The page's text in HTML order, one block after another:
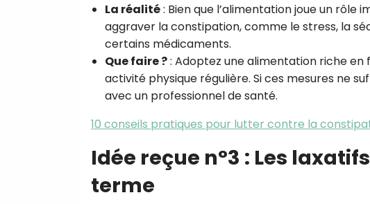
La réalité: Bien que l’alimentation joue un
aggraver la constipation, comme le stress, la
certains médicaments.
Que faire ?: Adoptez une alimentation riche en
activité physique régulière. Si ces mesures ne
avec un professionnel de santé.
10 conseils pratiques pour lutter contre la
Idée reçue n°3 : Les
terme